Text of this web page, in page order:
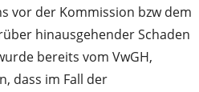
vor der Kommission bzw dem
hinausgehender Schaden
bereits vom VwGH,
dass im Fall der